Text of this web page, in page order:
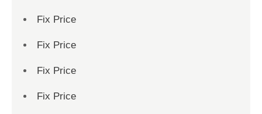
Fix Price
Fix Price
Fix Price
Fix Price